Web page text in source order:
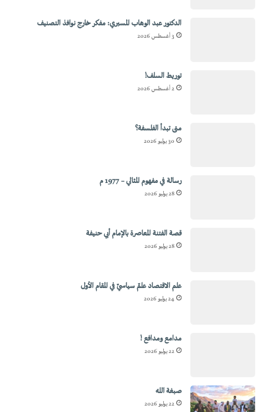
الدكتور عبد الوهاب المسيري: مفكر خارج نوافذ التصنيف
3 أغسطس 2026
توريط السلف!
2 أغسطس 2026
متى تبدأ الفلسفة؟
30 يوليو 2026
رسالة في مفهوم المثالي – 1977 م
28 يوليو 2026
قصة الفتنة المعاصرة بالإمام أبي حنيفة
28 يوليو 2026
علم الاقتصاد علمٌ سياسيٌ في المقام الأول
24 يوليو 2026
مدامع ومدافع !
22 يوليو 2026
صبغة الله
22 يوليو 2026